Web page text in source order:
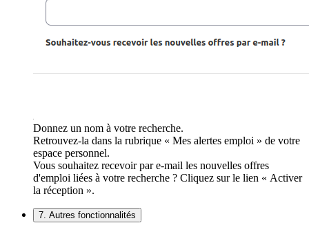
Donnez un nom à votre recherche.
Retrouvez-la dans la rubrique « Mes alertes emploi » de votre
espace personnel.
Vous souhaitez recevoir par e-mail les nouvelles offres
d'emploi liées à votre recherche ? Cliquez sur le lien « Activer
la réception ».
7. Autres fonctionnalités